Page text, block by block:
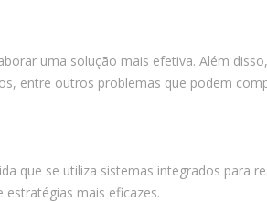
uma solução mais efetiva. Além
entre outros problemas que podem
que se utiliza sistemas integrados para
mais eficazes.